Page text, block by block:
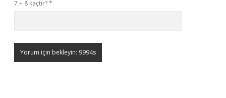
7 + 8 kaçtır?*